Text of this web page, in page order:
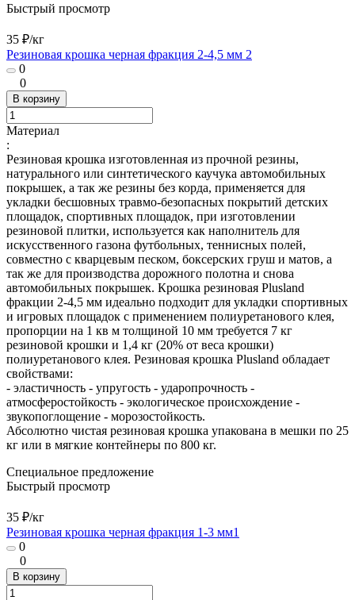
Быстрый просмотр
35 ₽/кг
Резиновая крошка черная фракция 2-4,5 мм 2
0
0
В корзину
Материал
:
Резиновая крошка изготовленная из прочной резины,
натурального или синтетического каучука автомобильных
покрышек, а так же резины без корда, применяется для
укладки бесшовных травмо-безопасных покрытий детских
площадок, спортивных площадок, при изготовлении
резиновой плитки, используется как наполнитель для
искусственного газона футбольных, теннисных полей,
совместно с кварцевым песком, боксерских груш и матов, а
так же для производства дорожного полотна и снова
автомобильных покрышек. Крошка резиновая Plusland
фракции 2-4,5 мм идеально подходит для укладки спортивных
и игровых площадок с применением полиуретанового клея,
пропорции на 1 кв м толщиной 10 мм требуется 7 кг
резиновой крошки и 1,4 кг (20% от веса крошки)
полиуретанового клея. Резиновая крошка Plusland обладает
свойствами:
- эластичность - упругость - ударопрочность -
атмосферостойкость - экологическое происхождение -
звукопоглощение - морозостойкость.
Абсолютно чистая резиновая крошка упакована в мешки по 25
кг или в мягкие контейнеры по 800 кг.
Специальное предложение
Быстрый просмотр
35 ₽/кг
Резиновая крошка черная фракция 1-3 мм1
0
0
В корзину